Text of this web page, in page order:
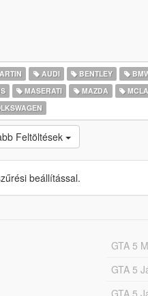
AUDI BENTLEY
MASERATI MAZDA
Feltöltések
beállítással.
GTA 5
GTA 5
GTA 5